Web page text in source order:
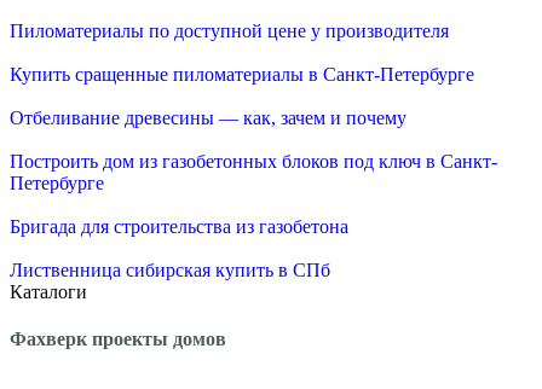
Пиломатериалы по доступной цене у производителя
Купить сращенные пиломатериалы в Санкт-Петербурге
Отбеливание древесины — как, зачем и почему
Построить дом из газобетонных блоков под ключ в Санкт-
Петербурге
Бригада для строительства из газобетона
Лиственница сибирская купить в СПб
Каталоги
Фахверк проекты домов